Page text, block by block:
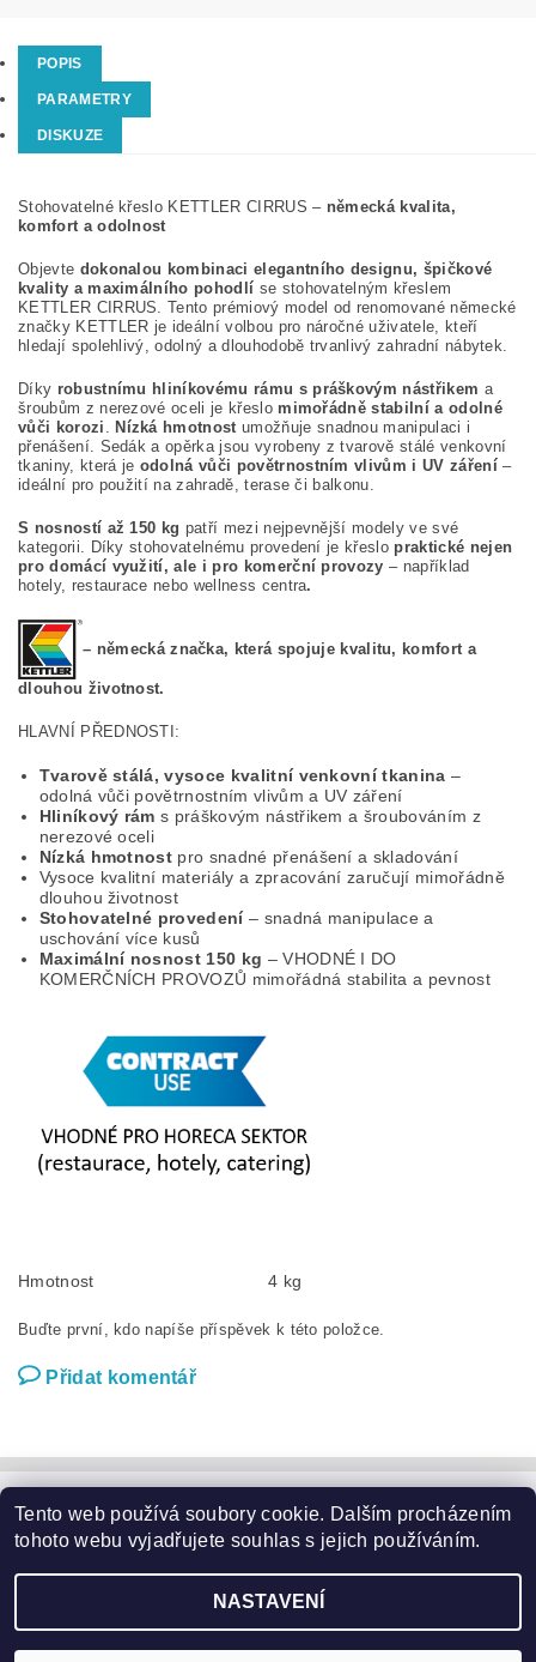
POPIS
PARAMETRY
DISKUZE
Stohovatelné křeslo KETTLER CIRRUS – německá kvalita,
komfort a odolnost
Objevte dokonalou kombinaci elegantního designu, špičkové
kvality a maximálního pohodlí se stohovatelným křeslem
KETTLER CIRRUS. Tento prémiový model od renomované německé
značky KETTLER je ideální volbou pro náročné uživatele, kteří
hledají spolehlivý, odolný a dlouhodobě trvanlivý zahradní nábytek.
Díky robustnímu hliníkovému rámu s práškovým nástřikem a
šroubům z nerezové oceli je křeslo mimořádně stabilní a odolné
vůči korozi . Nízká hmotnost umožňuje snadnou manipulaci i
přenášení. Sedák a opěrka jsou vyrobeny z tvarově stálé venkovní
tkaniny, která je odolná vůči povětrnostním vlivům i UV záření –
ideální pro použití na zahradě, terase či balkonu.
S nosností až 150 kg patří mezi nejpevnější modely ve své
kategorii. Díky stohovatelnému provedení je křeslo praktické nejen
pro domácí využití, ale i pro komerční provozy – například
hotely, restaurace nebo wellness centra.
– německá značka, která spojuje kvalitu, komfort a
dlouhou životnost.
HLAVNÍ PŘEDNOSTI:
Tvarově stálá, vysoce kvalitní venkovní tkanina –
odolná vůči povětrnostním vlivům a UV záření
Hliníkový rám s práškovým nástřikem a šroubováním z
nerezové oceli
Nízká hmotnost pro snadné přenášení a skladování
Vysoce kvalitní materiály a zpracování zaručují mimořádně
dlouhou životnost
Stohovatelné provedení – snadná manipulace a
uschování více kusů
Maximální nosnost 150 kg – VHODNÉ I DO
KOMERČNÍCH PROVOZŮ mimořádná stabilita a pevnost
Hmotnost 4 kg
Buďte první, kdo napíše příspěvek k této položce.
Přidat komentář
Zahradní nábytek | Zahradní křesla | Zahradní stoly |
Zahradní sedací soupravy | Zahradní houpačky | Zahradní lehátka
| Slunečníky a podstavce Květináče | Domácí potřeby | Značky
2026 ©Garden24.cz, všechna práva vyhrazena
Tento web používá soubory cookie. Dalším procházením
tohoto webu vyjadřujete souhlas s jejich používáním.
NASTAVENÍ